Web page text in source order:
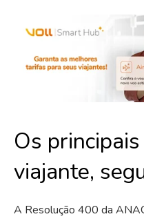
Os
viajante,
A Resolução 400 da